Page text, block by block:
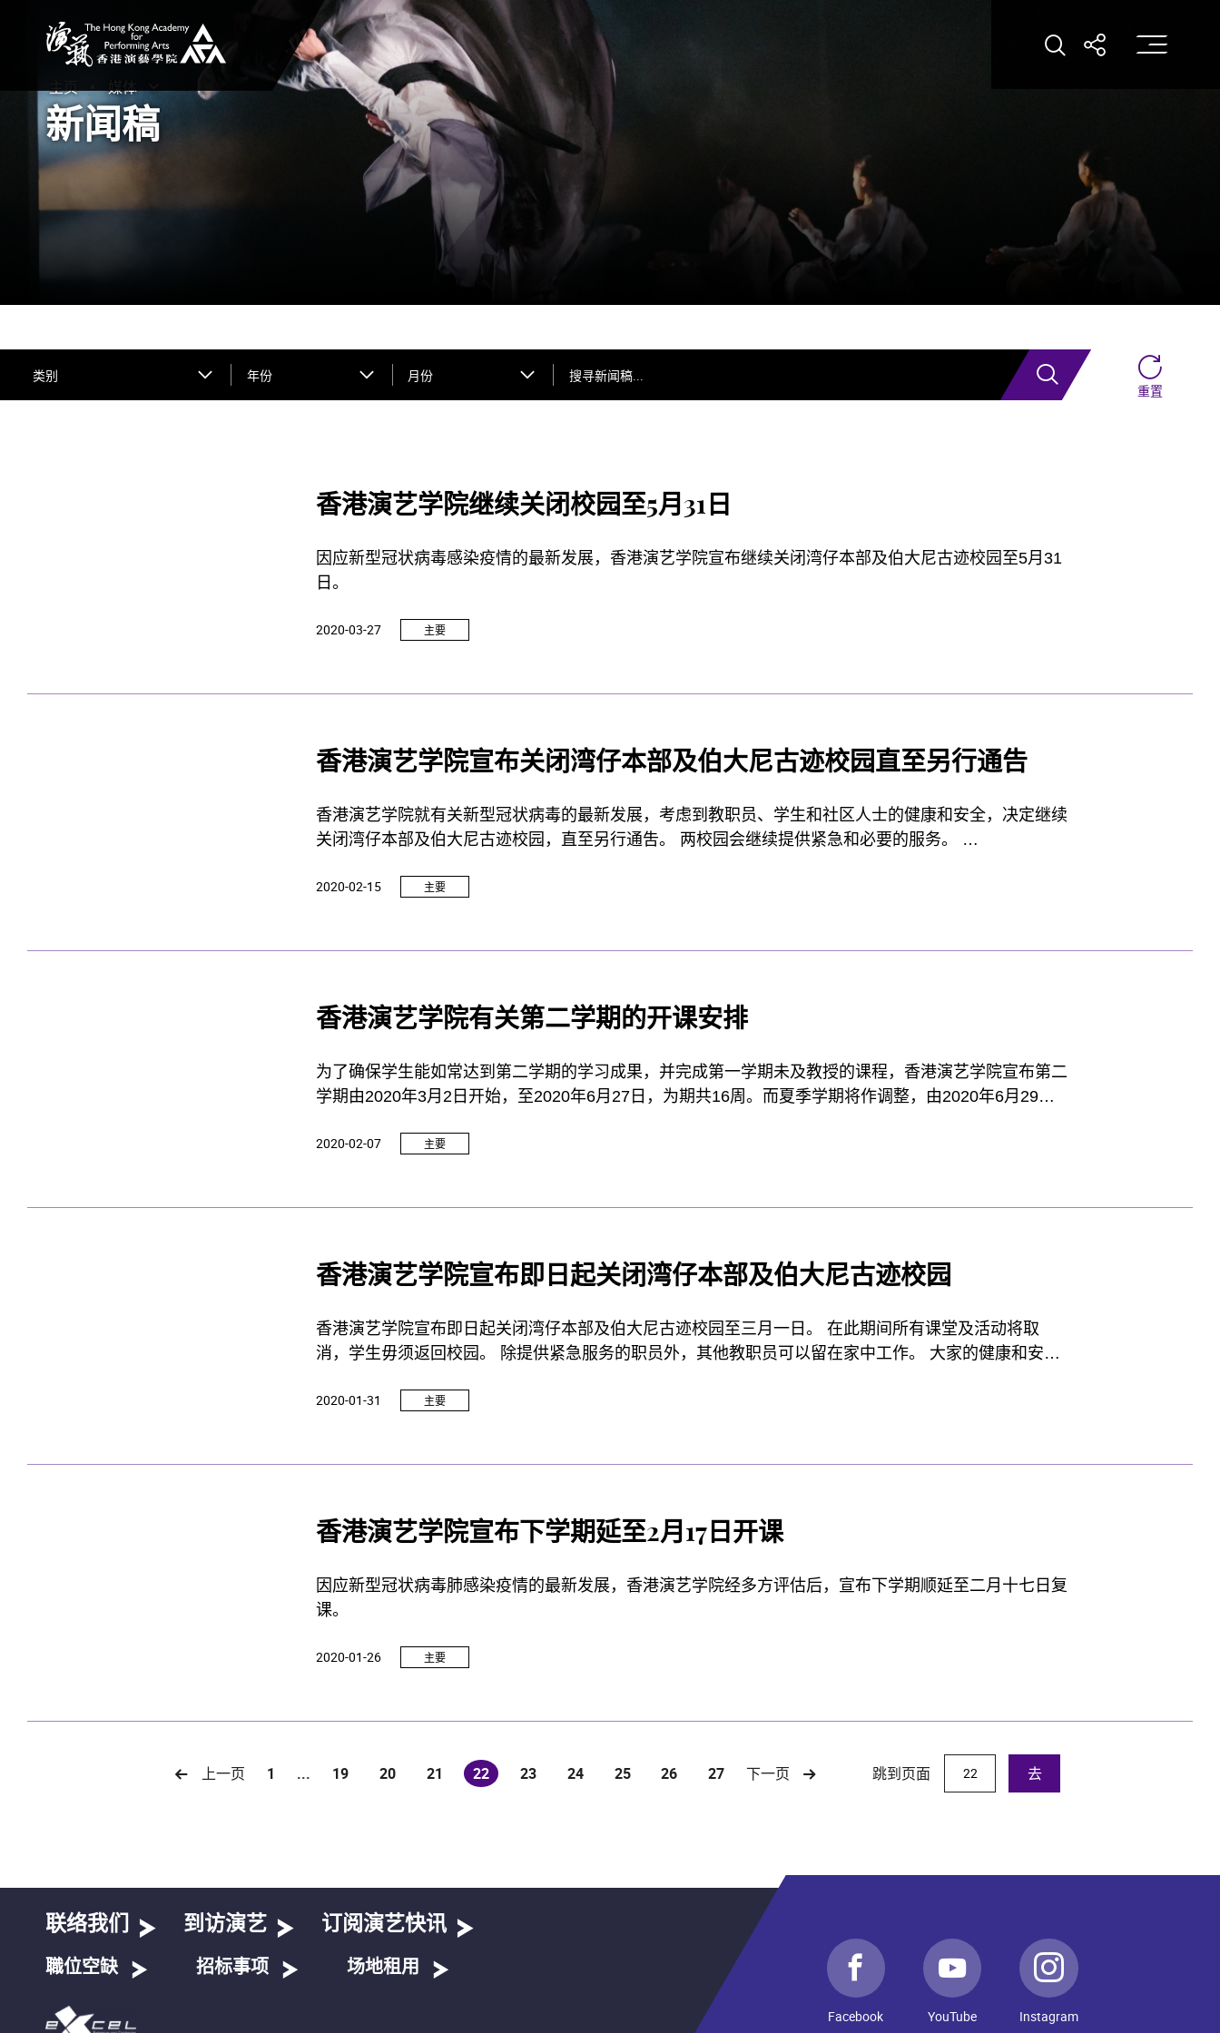
打开搜索打开分享打
主页 媒体
新闻稿
类别 年份 月份
搜寻新闻稿... 搜索
重置
香港演艺学院继续关闭校园至5月31日
因应新型冠状病毒感染疫情的最新发展，香港演艺学院宣布继续关闭湾仔本部及伯大尼古迹校园至5月31
日。
主要
2020-03-27
香港演艺学院宣布关闭湾仔本部及伯大尼古迹校园直至另行通告
香港演艺学院就有关新型冠状病毒的最新发展，考虑到教职员、学生和社区人士的健康和安全，决定继续
关闭湾仔本部及伯大尼古迹校园，直至另行通吿。 两校园会继续提供紧急和必要的服务。
主要
2020-02-15
香港演艺学院有关第二学期的开课安排
为了确保学生能如常达到第二学期的学习成果，并完成第一学期未及教授的课程，香港演艺学院宣布第二
学期由2020年3月2日开始，至2020年6月27日，为期共16周。而夏季学期将作调整，由2020年6月29日
期开课日为2020年3月2日。如疫情持续，校园将会继续关闭，校方会安排网上或混合学习模式继续授
主要
2020-02-07
香港演艺学院宣布即日起关闭湾仔本部及伯大尼古迹校园
香港演艺学院宣布即日起关闭湾仔本部及伯大尼古迹校园至三月一日。 在此期间所有课堂及活动将取
消，学生毋须返回校园。 除提供紧急服务的职员外，其他教职员可以留在家中工作。 大家的健康和安全
主要
2020-01-31
香港演艺学院宣布下学期延至2月17日开课
因应新型冠状病毒肺感染疫情的最新发展，香港演艺学院经多方评估后，宣布下学期顺延至二月十七日复
课。
主要
2020-01-26
上一页 1 ... 19 20 21 22
(current)
23 24 25 26 27 下一页 跳到页面 去
联络我们 到访演艺 订阅演艺快讯
職位空缺 招标事项 场地租用
Facebook YouTube Instagram